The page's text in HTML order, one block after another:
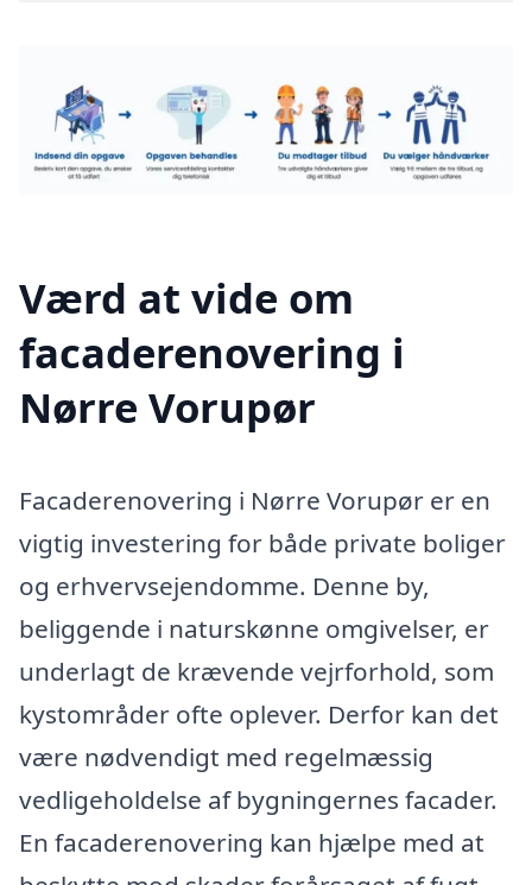
Værd at vide om
facaderenovering i
Nørre Vorupør
Facaderenovering i Nørre Vorupør er en
vigtig investering for både private boliger
og erhvervsejendomme. Denne by,
beliggende i naturskønne omgivelser, er
underlagt de krævende vejrforhold, som
kystområder ofte oplever. Derfor kan det
være nødvendigt med regelmæssig
vedligeholdelse af bygningernes facader.
En facaderenovering kan hjælpe med at